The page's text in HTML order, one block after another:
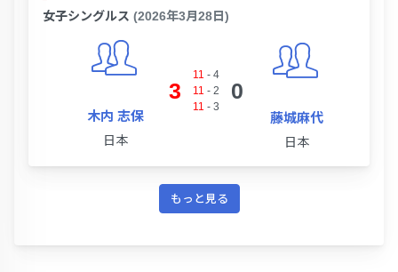
女子シングルス (2026年3月28日)
木内 志保
日本
3
11 - 4
11 - 2
11 - 3
0
藤城麻代
日本
もっと見る